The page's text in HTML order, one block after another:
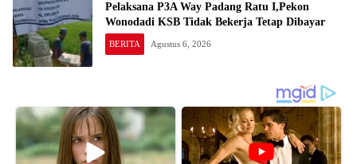
Pelaksana P3A Way Padang Ratu I,Pekon
Wonodadi KSB Tidak Bekerja Tetap Dibayar
BERITA Agustus 6, 2026